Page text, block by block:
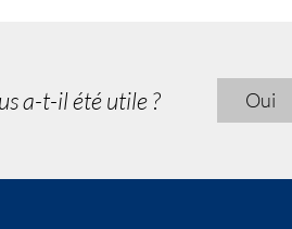
a-t-il été utile ? Oui